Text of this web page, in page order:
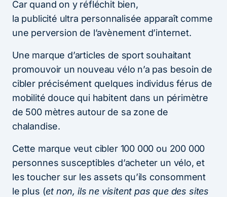
Car quand on y réfléchit bien,
la publicité ultra personnalisée apparaît comme
une perversion de l’avènement d’internet.
Une marque d’articles de sport souhaitant
promouvoir un nouveau vélo n’a pas besoin de
cibler précisément quelques individus férus de
mobilité douce qui habitent dans un périmètre
de 500 mètres autour de sa zone de
chalandise.
Cette marque veut cibler 100 000 ou 200 000
personnes susceptibles d’acheter un vélo, et
les toucher sur les assets qu’ils consomment
le plus (et non, ils ne visitent pas que des sites